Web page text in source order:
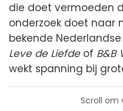
die doet vermoeden
onderzoek doet naar
bekende
Leve de Liefdeof B&B
wekt spanning bij
Scroll om